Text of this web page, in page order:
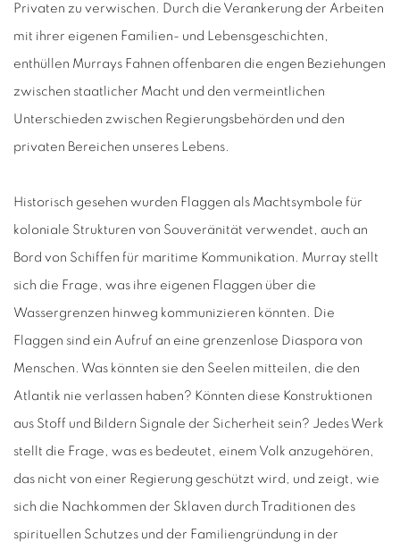
Privaten zu verwischen. Durch die Verankerung der Arbeiten
mit ihrer eigenen Familien- und Lebensgeschichten,
enthüllen Murrays Fahnen offenbaren die engen Beziehungen
zwischen staatlicher Macht und den vermeintlichen
Unterschieden zwischen Regierungsbehörden und den
privaten Bereichen unseres Lebens.
Historisch gesehen wurden Flaggen als Machtsymbole für
koloniale Strukturen von Souveränität verwendet, auch an
Bord von Schiffen für maritime Kommunikation. Murray stellt
sich die Frage, was ihre eigenen Flaggen über die
Wassergrenzen hinweg kommunizieren könnten. Die
Flaggen sind ein Aufruf an eine grenzenlose Diaspora von
Menschen. Was könnten sie den Seelen mitteilen, die den
Atlantik nie verlassen haben? Könnten diese Konstruktionen
aus Stoff und Bildern Signale der Sicherheit sein? Jedes Werk
stellt die Frage, was es bedeutet, einem Volk anzugehören,
das nicht von einer Regierung geschützt wird, und zeigt, wie
sich die Nachkommen der Sklaven durch Traditionen des
spirituellen Schutzes und der Familiengründung in der